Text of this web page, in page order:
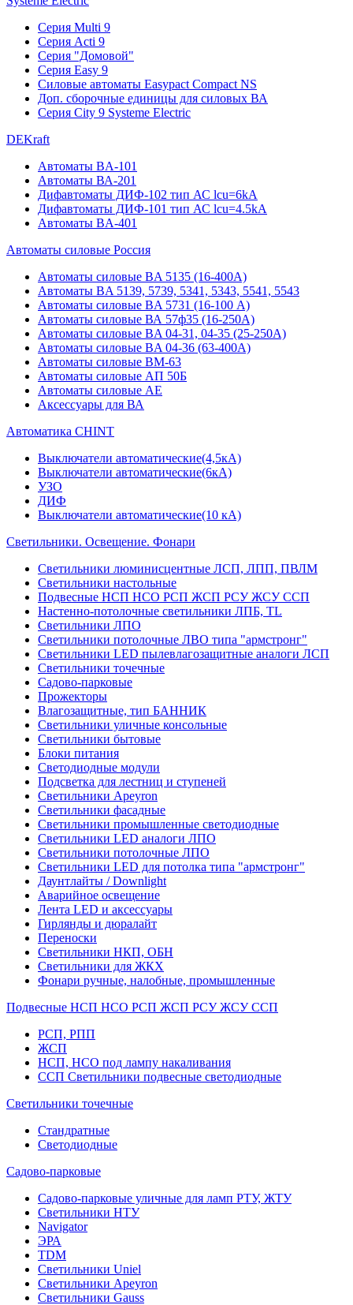
Серия Multi 9
Серия Acti 9
Серия "Домовой"
Серия Easy 9
Силовые автоматы Easypact Compact NS
Доп. сборочные единицы для силовых ВА
Серия City 9 Systeme Electric
DEKraft
Автоматы BA-101
Автоматы ВА-201
Дифавтоматы ДИФ-102 тип АС lcu=6kA
Дифавтоматы ДИФ-101 тип АС lcu=4.5kA
Автоматы BA-401
Автоматы силовые Россия
Автоматы силовые BA 5135 (16-400А)
Автоматы BA 5139, 5739, 5341, 5343, 5541, 5543
Автоматы силовые BA 5731 (16-100 А)
Автоматы силовые ВА 57ф35 (16-250А)
Автоматы силовые BA 04-31, 04-35 (25-250А)
Автоматы силовые BA 04-36 (63-400А)
Автоматы силовые ВМ-63
Автоматы силовые АП 50Б
Автоматы силовые АЕ
Аксессуары для ВА
Автоматика CHINT
Выключатели автоматические(4,5кА)
Выключатели автоматические(6кА)
УЗО
ДИФ
Выключатели автоматические(10 кА)
Светильники. Освещение. Фонари
Светильники люминисцентные ЛСП, ЛПП, ПВЛМ
Светильники настольные
Подвесные НСП НСО РСП ЖСП РСУ ЖСУ ССП
Настенно-потолочные светильники ЛПБ, TL
Светильники ЛПО
Светильники потолочные ЛВО типа "армстронг"
Светильники LED пылевлагозащитные аналоги ЛСП
Светильники точечные
Садово-парковые
Прожекторы
Влагозащитные, тип БАННИК
Светильники уличные консольные
Светильники бытовые
Блоки питания
Светодиодные модули
Подсветка для лестниц и ступеней
Светильники Apeyron
Светильники фасадные
Светильники промышленные светодиодные
Светильники LED аналоги ЛПО
Светильники потолочные ЛПО
Светильники LED для потолка типа "армстронг"
Даунтлайты / Downlight
Аварийное освещение
Лента LED и аксессуары
Гирлянды и дюралайт
Переноски
Светильники НКП, ОБН
Светильники для ЖКХ
Фонари ручные, налобные, промышленные
Подвесные НСП НСО РСП ЖСП РСУ ЖСУ ССП
РСП, РПП
ЖСП
НСП, НСО под лампу накаливания
ССП Светильники подвесные светодиодные
Светильники точечные
Стандратные
Светодиодные
Садово-парковые
Садово-парковые уличные для ламп РТУ, ЖТУ
Светильники НТУ
Navigator
ЭРА
TDM
Светильники Uniel
Светильники Apeyron
Светильники Gauss